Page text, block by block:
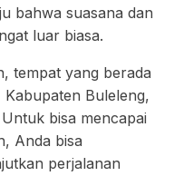
bahwa suasana dan
luar biasa.
tempat yang berada
Buleleng,
bisa mencapai
Anda bisa
perjalanan